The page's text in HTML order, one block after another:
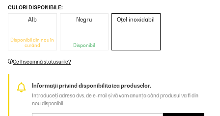
CULORI DISPONIBILE:
Alb
Disponibil din nou în
curând
Negru
Disponibil
Oțel inoxidabil
Ce înseamnă statusurile?
Informații privind disponibilitatea produselor.
Introduceți adresa dvs. de e-mail și vă vom anunța când produsul va fi din
nou disponibil.